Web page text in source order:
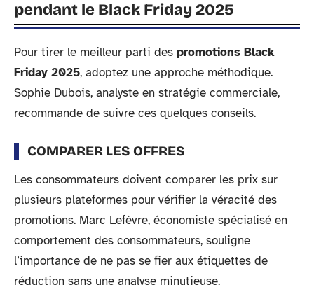
pendant le Black Friday 2025
Pour tirer le meilleur parti des promotions Black
Friday 2025, adoptez une approche méthodique.
Sophie Dubois, analyste en stratégie commerciale,
recommande de suivre ces quelques conseils.
COMPARER LES OFFRES
Les consommateurs doivent comparer les prix sur
plusieurs plateformes pour vérifier la véracité des
promotions. Marc Lefèvre, économiste spécialisé en
comportement des consommateurs, souligne
l’importance de ne pas se fier aux étiquettes de
réduction sans une analyse minutieuse.